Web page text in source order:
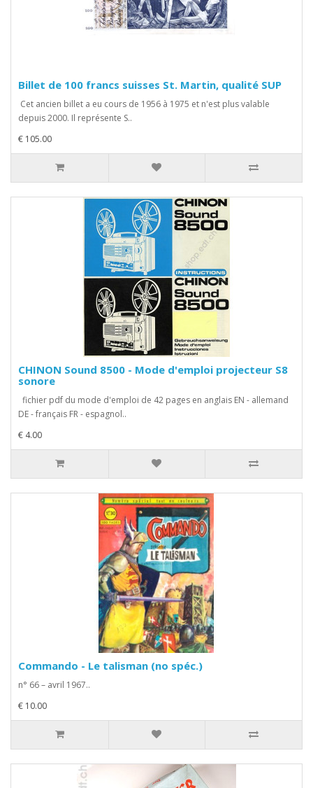
Billet de 100 francs suisses St. Martin, qualité SUP
Cet ancien billet a eu cours de 1956 à 1975 et n'est plus valable
depuis 2000. Il représente S..
€ 105.00
CHINON Sound 8500 - Mode d'emploi projecteur S8
sonore
fichier pdf du mode d'emploi de 42 pages en anglais EN - allemand
DE - français FR - espagnol..
€ 4.00
Commando - Le talisman (no spéc.)
n° 66 – avril 1967..
€ 10.00